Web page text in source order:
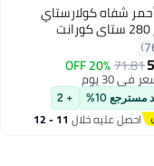
شفاه كولارستاي
71.81
20% OFF
30 يوم
في 30 يوم
10%
+ 2
احصل عليه خلال 11 - 12